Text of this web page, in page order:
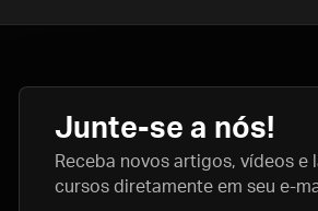
Junte-se a nós!
Receba novos artigos, vídeos e
cursos diretamente em seu e-